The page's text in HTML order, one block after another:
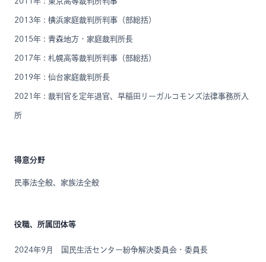
2013年 : 横浜家庭裁判所判事（部総括）
2015年 : 青森地方・家庭裁判所長
2017年 : 札幌高等裁判所判事（部総括）
2019年 : 仙台家庭裁判所長
2021年 : 裁判官を定年退官、早稲田リーガルコモンズ法律事務所入
所
得意分野
民事法全般、家族法全般
役職、所属団体等
2024年9月 国民生活センター紛争解決委員会・委員長